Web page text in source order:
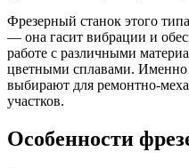
Фрезерный станок этого
— она гасит вибрации и
работе с различными
цветными сплавами. Именно
выбирают для ремонтно-
участков.
Особенности